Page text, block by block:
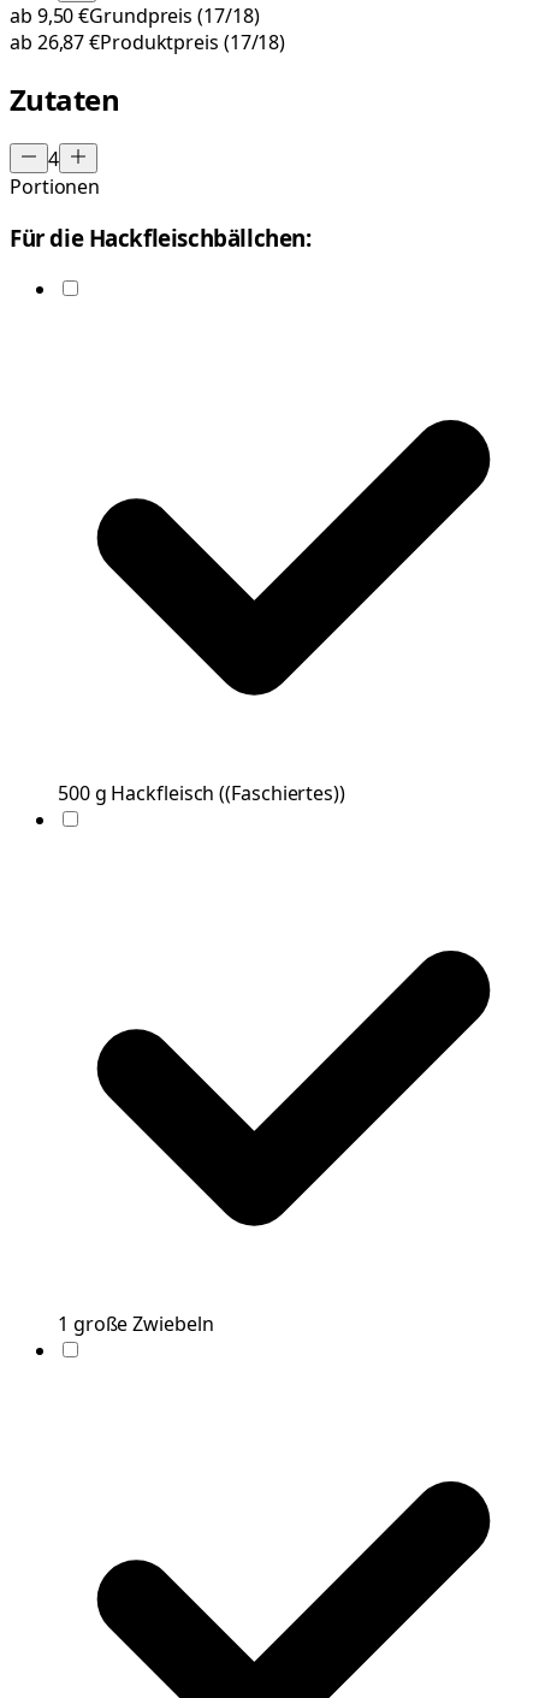
ab 9,50 €Grundpreis (17/18)
ab 26,87 €Produktpreis (17/18)
Zutaten
4
Portionen
Für die Hackfleischbällchen:
500g Hackfleisch ((Faschiertes))
1 großeZwiebeln